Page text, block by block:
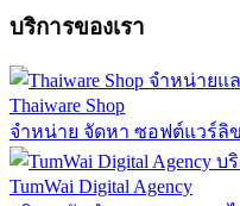
บริการของเรา
Thaiware Shop
จำหน่าย จัดหา ซอฟต์แวร์ลิ
TumWai Digital Agency